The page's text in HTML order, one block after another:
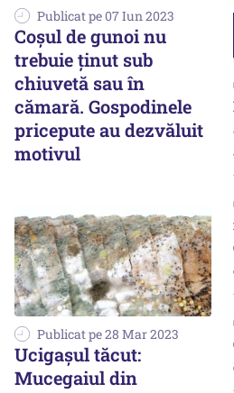
Publicat pe 07 Iun 2023
Coșul de gunoi nu
trebuie ținut sub
chiuvetă sau în
cămară. Gospodinele
pricepute au dezvăluit
motivul
Publicat pe 28 Mar 2023
Ucigașul tăcut:
Mucegaiul din